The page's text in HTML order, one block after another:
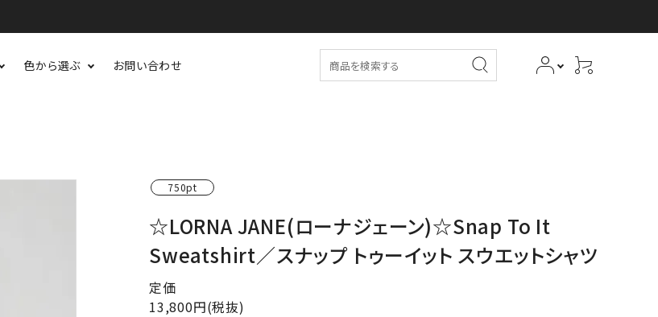
色から選ぶ お問い合わせ
750pt
☆LORNA JANE(ローナジェーン)☆Snap To It
Sweatshirt／スナップ トゥーイット スウエットシャツ
定価
13,800円(税抜)